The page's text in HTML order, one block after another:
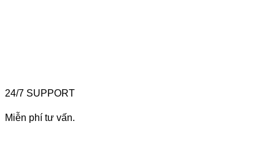
24/7 SUPPORT
Miễn phí tư vấn.